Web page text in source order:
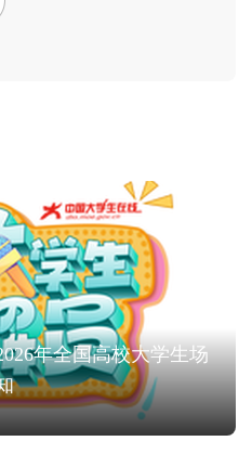
年全国高校大学生场